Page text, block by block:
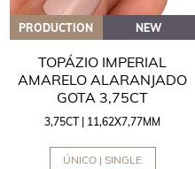
PRODUCTION NEW
TOPÁZIO IMPERIAL
AMARELO ALARANJADO
GOTA 3,75CT
3,75CT | 11,62X7,77MM
ÚNICO | SINGLE